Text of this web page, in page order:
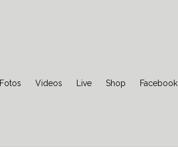
Fotos Videos Live Shop Facebook